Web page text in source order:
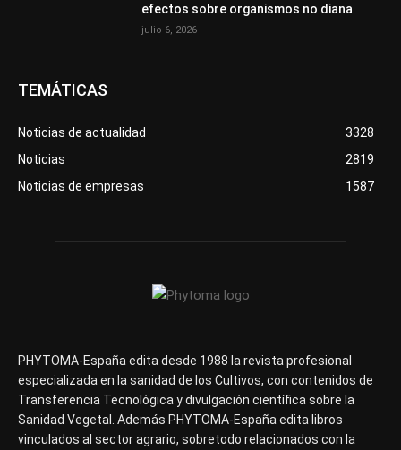
efectos sobre organismos no diana
julio 6, 2026
TEMÁTICAS
Noticias de actualidad
3328
Noticias
2819
Noticias de empresas
1587
PHYTOMA-España edita desde 1988 la revista profesional
especializada en la sanidad de los Cultivos, con contenidos de
Transferencia Tecnológica y divulgación científica sobre la
Sanidad Vegetal. Además PHYTOMA-España edita libros
vinculados al sector agrario, sobretodo relacionados con la